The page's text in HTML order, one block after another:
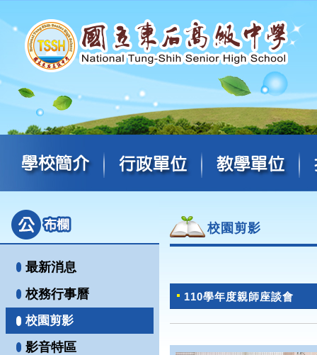
最新消息
校務行事曆
校園剪影
影音特區
校園剪影
110學年度親師座談會